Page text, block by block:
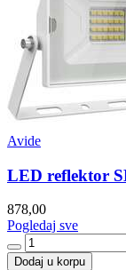
Avide
LED reflektor
878,00
Pogledaj sve
Dodaj u korpu